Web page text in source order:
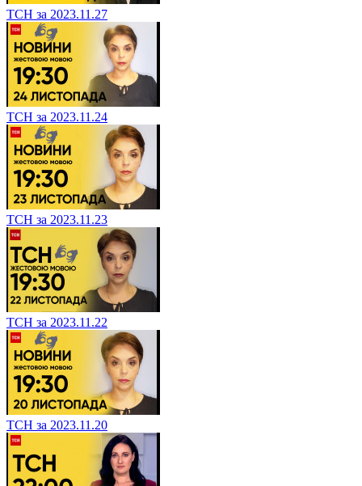
ТСН за 2023.11.27
ТСН за 2023.11.24
ТСН за 2023.11.23
ТСН за 2023.11.22
ТСН за 2023.11.20